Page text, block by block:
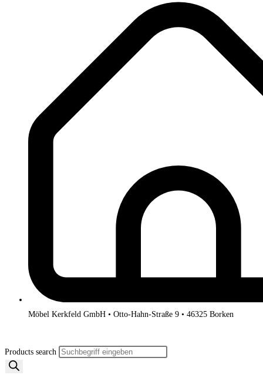
Möbel Kerkfeld GmbH • Otto-Hahn-Straße 9 • 46325 Borken
Products search